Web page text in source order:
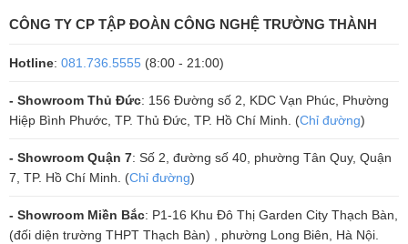
những dàn karaoke gia đình hay kinh doanh, kể cả dàn âm thanh hội
trường sân khấu cũng rất phù hợp. Với kiểu dáng đẹp, màu sắc trang
nhã, tay mic dễ cầm, chông trơn tốt, màn hình LED hiển thị thông số
karaoke này.
CÔNG TY CP TẬP ĐOÀN CÔNG NGHỆ TRƯỜNG THÀNH
Hotline: 081.736.5555 (8:00 - 21:00)
- Showroom Thủ Đức: 156 Đường số 2, KDC Vạn Phúc, Phường
Hiệp Bình Phước, TP. Thủ Đức, TP. Hồ Chí Minh. (Chỉ đường)
- Showroom Quận 7: Số 2, đường số 40, phường Tân Quy, Quận
7, TP. Hồ Chí Minh. (Chỉ đường)
- Showroom Miền Bắc: P1-16 Khu Đô Thị Garden City Thạch Bàn,
(đối diện trường THPT Thạch Bàn) , phường Long Biên, Hà Nội.